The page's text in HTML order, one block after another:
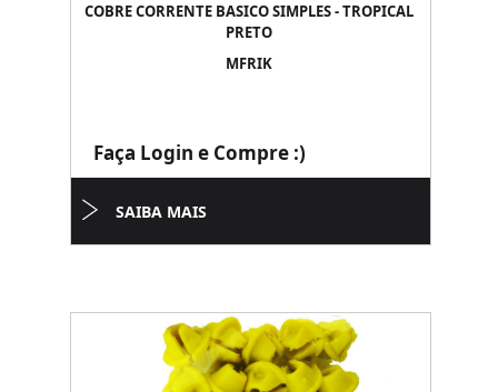
COBRE CORRENTE BASICO SIMPLES - TROPICAL
PRETO
MFRIK
Faça Login e Compre :)
SAIBA MAIS